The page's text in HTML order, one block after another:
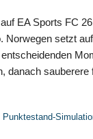
EA Sports FC
Norwegen setzt
danach
Punktestand-